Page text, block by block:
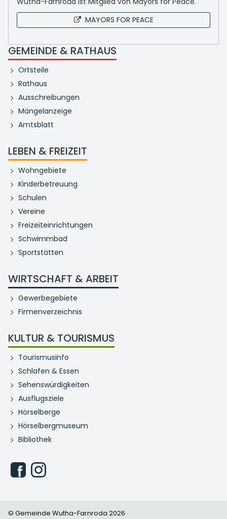
MAYORS FOR PEACE
GEMEINDE & RATHAUS
Ortsteile
Rathaus
Ausschreibungen
Mängelanzeige
Amtsblatt
LEBEN & FREIZEIT
Wohngebiete
Kinderbetreuung
Schulen
Vereine
Freizeiteinrichtungen
Schwimmbad
Sportstätten
WIRTSCHAFT & ARBEIT
Gewerbegebiete
Firmenverzeichnis
KULTUR & TOURISMUS
Tourismusinfo
Schlafen & Essen
Sehenswürdigkeiten
Ausflugsziele
Hörselberge
Hörselbergmuseum
Bibliothek
© Gemeinde Wutha-Farnroda 2026